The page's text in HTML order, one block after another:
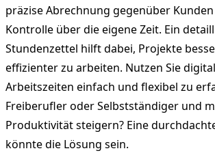
präzise Abrechnung gegenüber
Kontrolle über die eigene Zeit. Ein
Stundenzettel hilft dabei, Projekte
effizienter zu arbeiten. Nutzen Sie
Arbeitszeiten einfach und flexibel zu
Freiberufler oder Selbstständiger und
Produktivität steigern? Eine
könnte die Lösung sein.